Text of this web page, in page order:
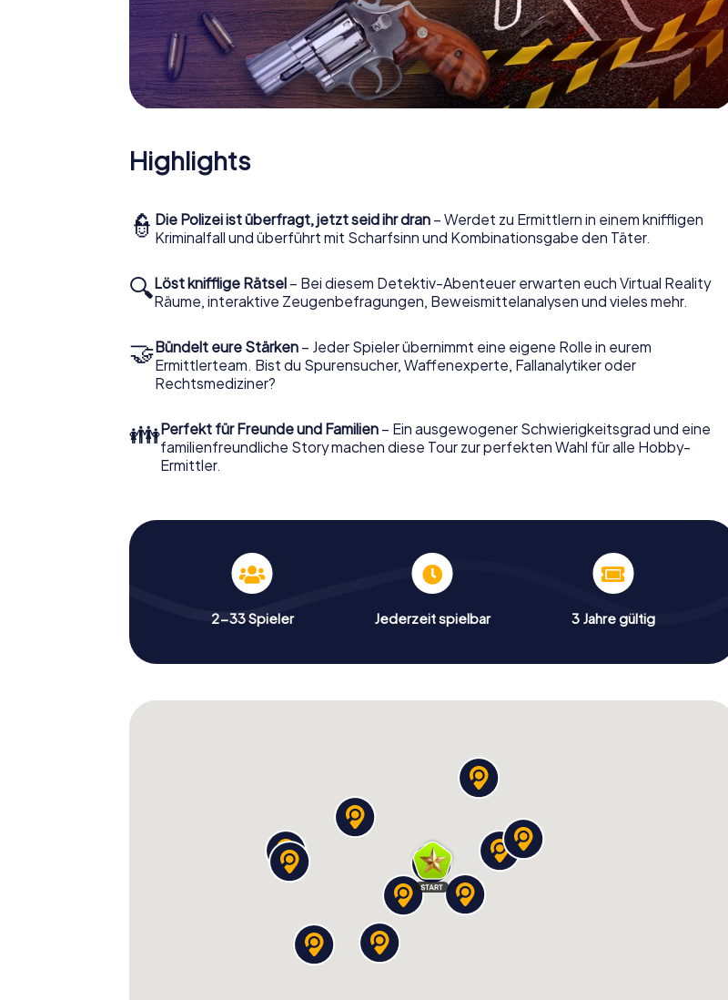
geben Ihren Code ein – und sind startklar!
Worauf warten Sie noch? Ashton-under-Lyne zählt auf Sie!
Highlights
👮 Die Polizei ist überfragt, jetzt seid ihr dran – Werdet zu Ermittlern in einem kniffligen
Kriminalfall und überführt mit Scharfsinn und Kombinationsgabe den Täter.
🔍Löst knifflige Rätsel – Bei diesem Detektiv-Abenteuer erwarten euch Virtual Reality
Räume, interaktive Zeugenbefragungen, Beweismittelanalysen und vieles mehr.
🤝Bündelt eure Stärken – Jeder Spieler übernimmt eine eigene Rolle in eurem
Ermittlerteam. Bist du Spurensucher, Waffenexperte, Fallanalytiker oder
Rechtsmediziner?
👪Perfekt für Freunde und Familien – Ein ausgewogener Schwierigkeitsgrad und eine
familienfreundliche Story machen diese Tour zur perfekten Wahl für alle Hobby-
Ermittler.
2-33 Spieler Jederzeit spielbar 3 Jahre gültig